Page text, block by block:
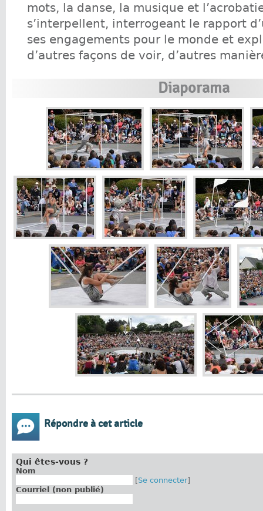
mots, la danse, la musique et
s’interpellent, interrogeant le rapport
ses engagements pour le monde et
d’autres façons de voir, d’autres
Diaporama
Répondre à cet article
Qui êtes-vous ?
Nom
[Se connecter]
Courriel (non publié)